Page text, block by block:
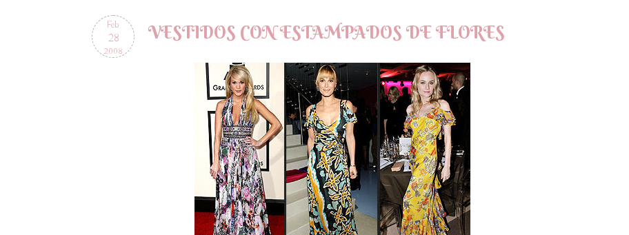
Feb
28
2008
VESTIDOS CON ESTAMPADOS DE FLORES